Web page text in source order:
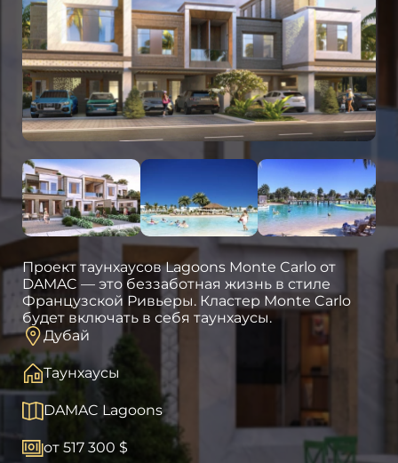
Проект таунхаусов Lagoons Monte Carlo от
DAMAC — это беззаботная жизнь в стиле
Французской Ривьеры. Кластер Monte Carlo
будет включать в себя таунхаусы.
Дубай
Таунхаусы
DAMAC Lagoons
от 517 300 $